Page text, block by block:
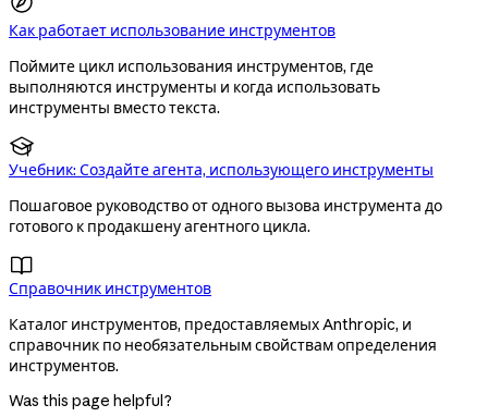
Как работает использование инструментов
Поймите цикл использования инструментов, где
выполняются инструменты и когда использовать
инструменты вместо текста.

Учебник: Создайте агента, использующего инструменты
Пошаговое руководство от одного вызова инструмента до
готового к продакшену агентного цикла.

Справочник инструментов
Каталог инструментов, предоставляемых Anthropic, и
справочник по необязательным свойствам определения
инструментов.
Was this page helpful?